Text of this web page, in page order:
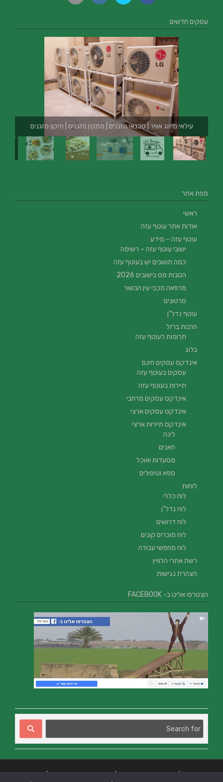
עסקים חדשים
עילאי מיזוג אוויר | טכנאי מזגנים | מתקין מזגנים | תיקון מזגנים
מפת אתר
ראשי
אודות אתר עוטף עזה
עוטף עזה – מידע
ישובי עוטף עזה – רשימה
כמה תושבים יש בעוטף עזה
הטבות מס בישובים 2026
מרפאה מכבי עין הבשור
סרטונים
עוטף נדל”ן
חרבות ברזל
תרומות לעוטף עזה
בלוג
אינדקס עסקים חינם
עסקים בעוטף עזה
תיירות בעוטף עזה
אינדקס עסקים מרחבי
אינדקס עסקים ארצי
אינדקס תיירות ארצי
לינה
חאנים
מסעדות ואוכל
ספא וטיפולים
לוחות
לוח כללי
לוח נדל"ן
לוח דרושים
לוח מוכרים קונים
לוח מחפשי עבודה
רשת אתרי הלוויין
הצהרת נגישות
הצטרפו אלינו ב- FACEBOOK